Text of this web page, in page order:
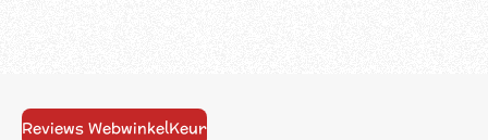
Reviews WebwinkelKeur